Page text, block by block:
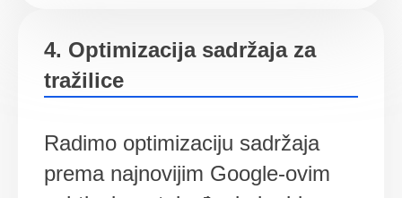
4. Optimizacija sadržaja za
tražilice
Radimo optimizaciju sadržaja
prema najnovijim Google-ovim